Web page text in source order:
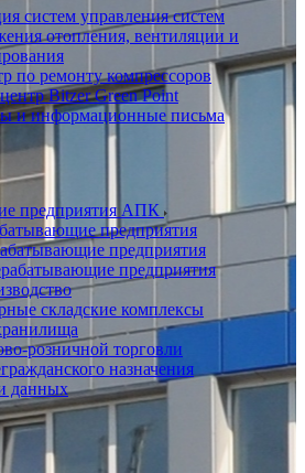
систем управления систем
отопления, вентиляции и
по ремонту компрессоров
Bitzer Green Point
и информационные письма
предприятия АПК
предприятия
предприятия
предприятия
складские комплексы
розничной торговли
назначения
данных